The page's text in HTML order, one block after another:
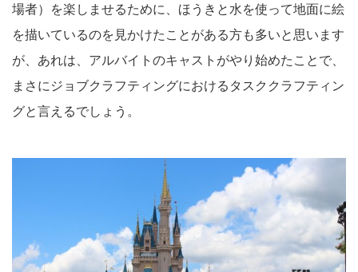
場者）を楽しませるために、ほうきと水を使って地面に絵
を描いているのを見かけたことがある方も多いと思います
が、あれは、アルバイトのキャストがやり始めたことで、
まさにジョブクラフティングにおけるタスククラフティン
グと言えるでしょう。